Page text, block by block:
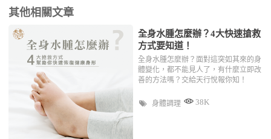
其他相關文章
全身水腫怎麼辦？4大快速搶救
方式要知道！
全身水腫怎麼辦？面對這突如其來的身
體變化，都不能見人了，有什麼立即改
善的方法嗎？交給天行悅報你知！
身體調理 38K